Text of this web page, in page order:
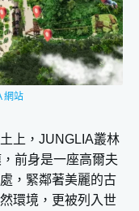
區的熱氣球乘坐
TREKKING穿越
超高空吊橋
Course-越野車悠
你放聲尖叫
網站
上，JUNGLIA叢林
前身是一座高爾夫
，緊鄰著美麗的古
環境，更被列入世